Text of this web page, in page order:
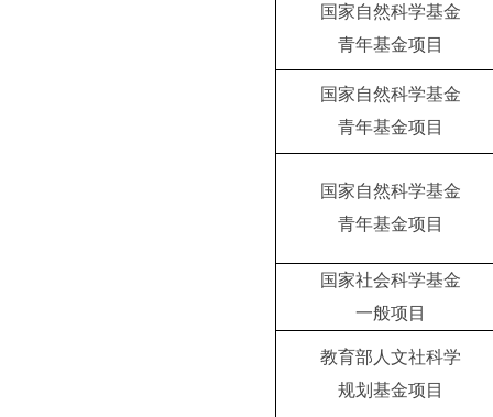
国家自然科学基金
青年基金项目
国家自然科学基金
青年基金项目
国家自然科学基金
青年基金项目
国家社会科学基金
一般项目
教育部人文社科学
规划基金项目